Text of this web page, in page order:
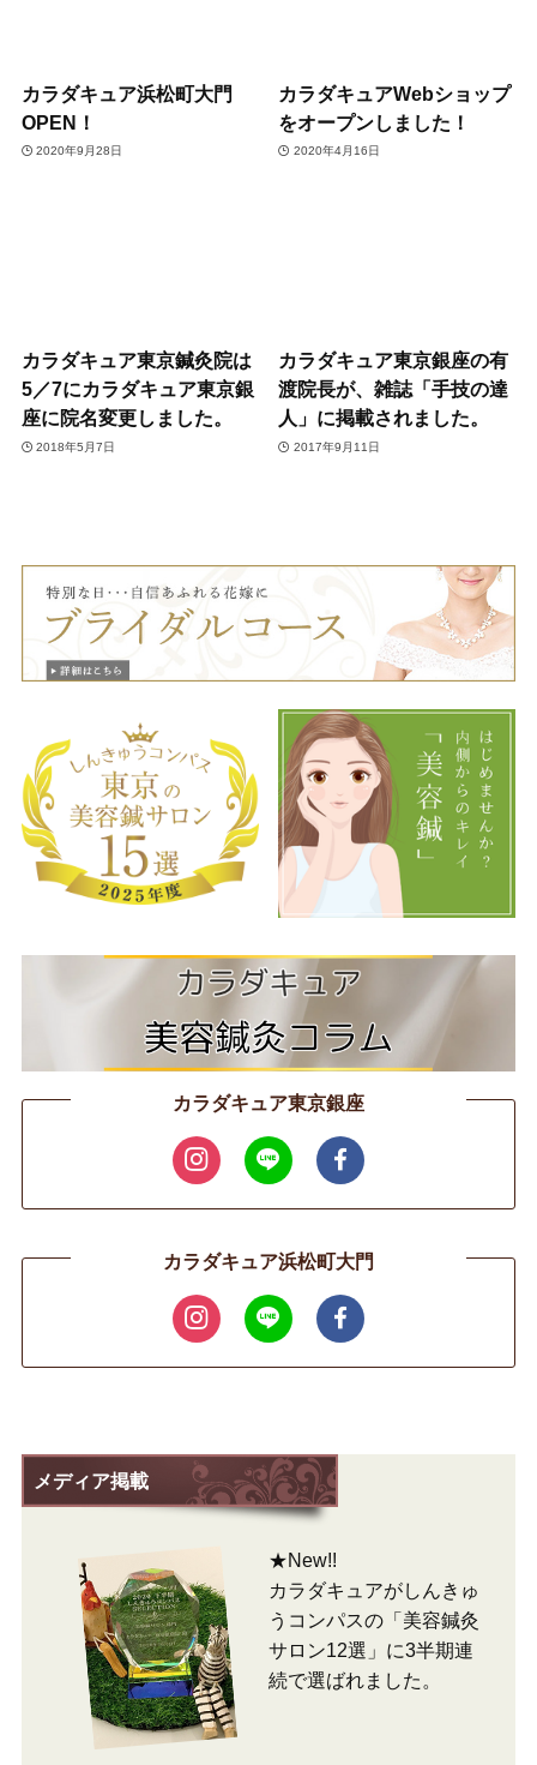
カラダキュア浜松町大門
OPEN！
2020年9月28日
カラダキュアWebショップ
をオープンしました！
2020年4月16日
カラダキュア東京鍼灸院は
5／7にカラダキュア東京銀
座に院名変更しました。
2018年5月7日
カラダキュア東京銀座の有
渡院長が、雑誌「手技の達
人」に掲載されました。
2017年9月11日
カラダキュア東京銀座
カラダキュア浜松町大門
メディア掲載
★New!!
カラダキュアがしんきゅ
うコンパスの「美容鍼灸
サロン12選」に3半期連
続で選ばれました。